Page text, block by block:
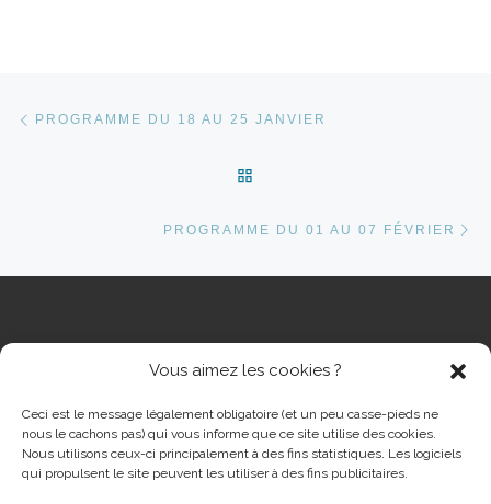
Vous aimez les cookies ?
Ceci est le message légalement obligatoire (et un peu casse-pieds ne
nous le cachons pas) qui vous informe que ce site utilise des cookies.
Nous utilisons ceux-ci principalement à des fins statistiques. Les logiciels
qui propulsent le site peuvent les utiliser à des fins publicitaires.
Parcourir les articles
PROGRAMME DU 18 AU 25 JANVIER
PROGRAMME DU 01 AU 07 FÉVRIER